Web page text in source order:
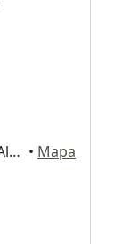
R. Gomes Jardim, 301 sala 710, Porto Alegre • Mapa